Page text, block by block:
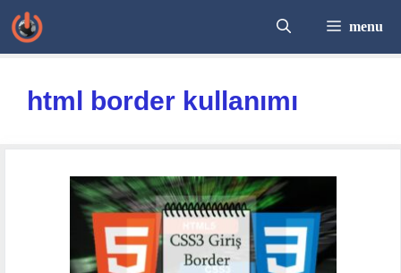
İçeriğe
atla
menu
html border kullanımı